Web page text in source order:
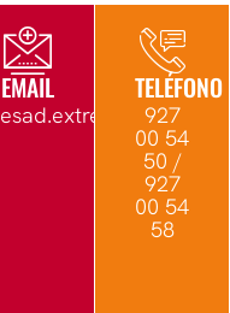
EMAIL TELÉFONO
927
00 54
50 /
927
00 54
58